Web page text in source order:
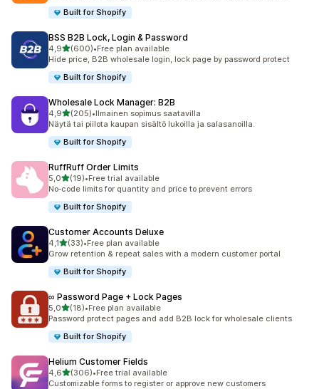
Built for Shopify
BSS B2B Lock, Login & Password
4,9/ 5 tähteä
(600)
600 arvostelua yhteensä
•Free plan available
Hide price, B2B wholesale login, lock page by password protect
Built for Shopify
Wholesale Lock Manager: B2B
4,9/ 5 tähteä
(205)
205 arvostelua yhteensä
•Ilmainen sopimus saatavilla
Näytä tai piilota kaupan sisältö lukoilla ja salasanoilla.
Built for Shopify
RuffRuff Order Limits
5,0/ 5 tähteä
(19)
19 arvostelua yhteensä
•Free trial available
No‑code limits for quantity and price to prevent errors
Built for Shopify
Customer Accounts Deluxe
4,1/ 5 tähteä
(33)
33 arvostelua yhteensä
•Free plan available
Grow retention & repeat sales with a modern customer portal
Built for Shopify
∞ Password Page + Lock Pages
5,0/ 5 tähteä
(18)
18 arvostelua yhteensä
•Free plan available
Password protect pages and add B2B lock for wholesale clients
Built for Shopify
Helium Customer Fields
4,6/ 5 tähteä
(306)
306 arvostelua yhteensä
•Free trial available
Customizable forms to register or approve new customers